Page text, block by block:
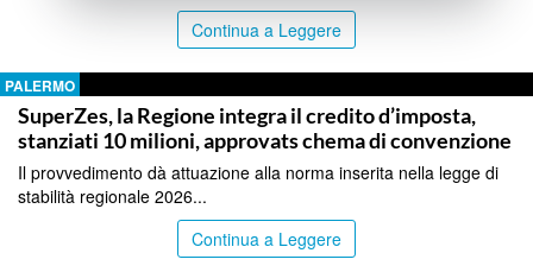
Continua a Leggere
PALERMO
SuperZes, la Regione integra il credito d’imposta,
stanziati 10 milioni, approvats chema di convenzione
Il provvedimento dà attuazione alla norma inserita nella legge di
stabilità regionale 2026...
Continua a Leggere